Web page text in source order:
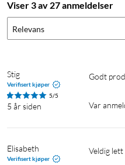
Viser 3 av 27 anmeldelser
Relevans
Stig
Verifisert kjøper
5/5
5 år siden
Godt
Var
Elisabeth
Verifisert kjøper
veldig